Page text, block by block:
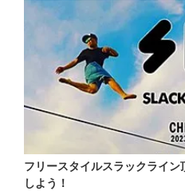
フリースタイルスラックライ
しよう！